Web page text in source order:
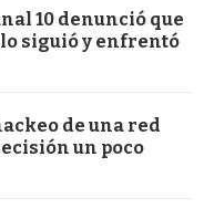
10 denunció que
siguió y enfrentó
de una red
un poco